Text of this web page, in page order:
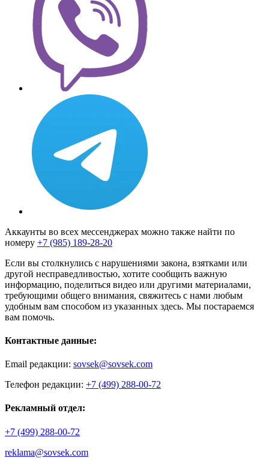
Аккаунты во всех мессенджерах можно также найти по
номеру +7 (985) 189-28-20
Если вы столкнулись с нарушениями закона, взятками или
другой несправедливостью, хотите сообщить важную
информацию, поделиться видео или другими материалами,
требующими общего внимания, свяжитесь с нами любым
удобным вам способом из указанных здесь. Мы постараемся
вам помочь.
Контактные данные:
Email редакции: sovsek@sovsek.com
Телефон редакции: +7 (499) 288-00-72
Рекламный отдел:
+7 (499) 288-00-72
reklama@sovsek.com